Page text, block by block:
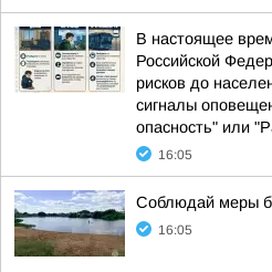
В настоящее
Российской
рисков до
сигналы
опасность" или
16:05
Соблюдай меры
16:05